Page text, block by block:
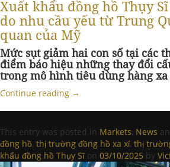
Xuất khẩu đồng hồ Thụy
do nhu cầu yếu từ Trung
quan của Mỹ
Mức sụt giảm hai con số tại các
điểm báo hiệu những thay đổi
trong mô hình tiêu dùng hàng
Continue reading →
This entry was posted in Markets, News
đồng hồ, thị trường đồng hồ xa xỉ, thị
khẩu đồng hồ Thụy Sĩon 03/10/2025 by